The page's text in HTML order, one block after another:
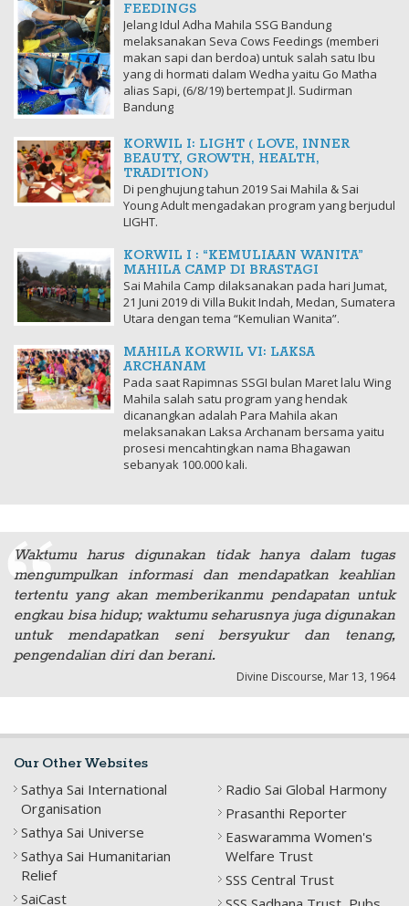
FEEDINGS
Jelang Idul Adha Mahila SSG Bandung
melaksanakan Seva Cows Feedings (memberi
makan sapi dan berdoa) untuk salah satu Ibu
yang di hormati dalam Wedha yaitu Go Matha
alias Sapi, (6/8/19) bertempat Jl. Sudirman
Bandung
KORWIL I: LIGHT ( LOVE, INNER
BEAUTY, GROWTH, HEALTH,
TRADITION)
Di penghujung tahun 2019 Sai Mahila & Sai
Young Adult mengadakan program yang berjudul
LIGHT.
KORWIL I : “KEMULIAAN WANITA”
MAHILA CAMP DI BRASTAGI
Sai Mahila Camp dilaksanakan pada hari Jumat,
21 Juni 2019 di Villa Bukit Indah, Medan, Sumatera
Utara dengan tema “Kemulian Wanita”.
MAHILA KORWIL VI: LAKSA
ARCHANAM
Pada saat Rapimnas SSGI bulan Maret lalu Wing
Mahila salah satu program yang hendak
dicanangkan adalah Para Mahila akan
melaksanakan Laksa Archanam bersama yaitu
prosesi mencahtingkan nama Bhagawan
sebanyak 100.000 kali.
Waktumu harus digunakan tidak hanya dalam tugas
mengumpulkan informasi dan mendapatkan keahlian
tertentu yang akan memberikanmu pendapatan untuk
engkau bisa hidup; waktumu seharusnya juga digunakan
untuk mendapatkan seni bersyukur dan tenang,
pengendalian diri dan berani.
Divine Discourse, Mar 13, 1964
Our Other Websites
Sathya Sai International
Organisation
Sathya Sai Universe
Sathya Sai Humanitarian
Relief
SaiCast
Radio Sai Global Harmony
Prasanthi Reporter
Easwaramma Women's
Welfare Trust
SSS Central Trust